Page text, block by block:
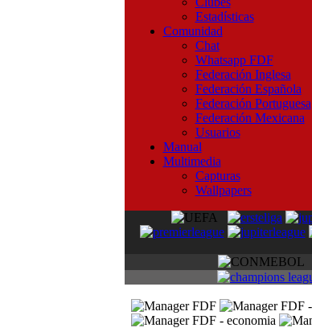
Estadísticas
Comunidad
Chat
Whatsapp FDF
Federación Inglesa
Federación Española
Federación Portuguesa
Federación Mexicana
Usuarios
Manual
Multimedia
Capturas
Wallpapers